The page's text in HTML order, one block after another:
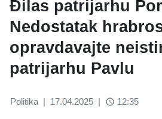
Đilas patrijarhu
Nedostatak
opravdavajte
patrijarhu Pavlu
Politika | 17.04.2025 | access_time 12:35